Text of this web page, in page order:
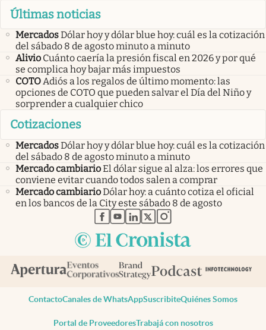
Últimas noticias
MercadosDólar hoy y dólar blue hoy: cuál es la cotización
del sábado 8 de agosto minuto a minuto
Alivio Cuánto caería la presión fiscal en 2026 y por qué
se complica hoy bajar más impuestos
COTOAdiós a los regalos de último momento: las
opciones de COTO que pueden salvar el Día del Niño y
sorprender a cualquier chico
Cotizaciones
MercadosDólar hoy y dólar blue hoy: cuál es la cotización
del sábado 8 de agosto minuto a minuto
Mercado cambiarioEl dólar sigue al alza: los errores que
conviene evitar cuando todos salen a comprar
Mercado cambiarioDólar hoy: a cuánto cotiza el oficial
en los bancos de la City este sábado 8 de agosto
abre en nueva pestaña
abre en nueva pestaña
abre en nueva pestaña
abre en nueva pestaña
abre en nueva pestaña
ContactoCanales de WhatsAppSuscribiteQuiénes Somos
Portal de ProveedoresTrabajá con nosotros